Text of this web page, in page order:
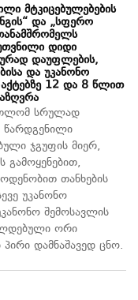
მტკიცებულებების
და „სფერო
დიდი
დაუფლების,
და უკანონო
12 და 8 წლით
სრულად
წარდგენილი
ჯგუფის მიერ,
გამოყენებით,
თანხების
უკანონო
შემოსავლის
ორი
დამნაშავედ ცნო.